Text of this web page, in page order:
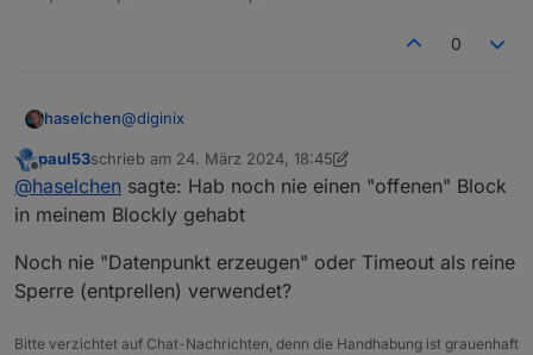
0
haselchen@diginix
Ok
Aber strange.
Hab noch nie einen "offenen" Block in meinem
Blockly gehabt
Offline
paul53schrieb am 24. März 2024, 18:45
zuletzt editiert von paul53
@haselchen sagte: Hab noch nie einen "offenen" Block
in meinem Blockly gehabt
Noch nie "Datenpunkt erzeugen" oder Timeout als reine
Sperre (entprellen) verwendet?
Bitte verzichtet auf Chat-Nachrichten, denn die Handhabung ist grauenhaft